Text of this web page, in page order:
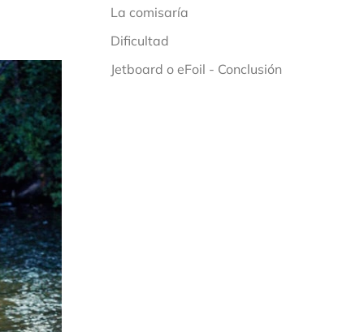
La comisaría
Dificultad
Jetboard o eFoil - Conclusión